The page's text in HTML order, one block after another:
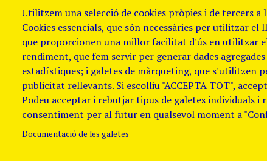
Utilitzem una selecció de cookies pròpies i de tercers a
Cookies essencials, que són necessàries per utilitzar el
que proporcionen una millor facilitat d'ús en utilitzar
rendiment, que fem servir per generar dades
estadístiques; i galetes de màrqueting, que s'utilitzen
publicitat rellevants. Si escolliu "ACCEPTA TOT",
Podeu acceptar i rebutjar tipus de galetes individuals i
consentiment per al futur en qualsevol moment a
Documentació de les galetes
Avis Legal i Política de galetes
de denúncies